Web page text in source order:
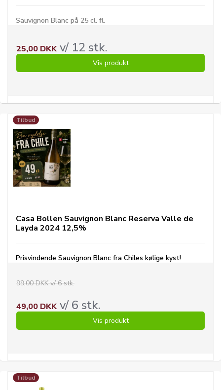
Sauvignon Blanc på 25 cl. fl.
25,00 DKKv/ 12 stk.
Vis produkt
Tilbud
Casa Bollen Sauvignon Blanc Reserva Valle de
Layda 2024 12,5%
Prisvindende Sauvignon Blanc fra Chiles kølige kyst!
99,00 DKK v/ 6 stk.
49,00 DKKv/ 6 stk.
Vis produkt
Tilbud